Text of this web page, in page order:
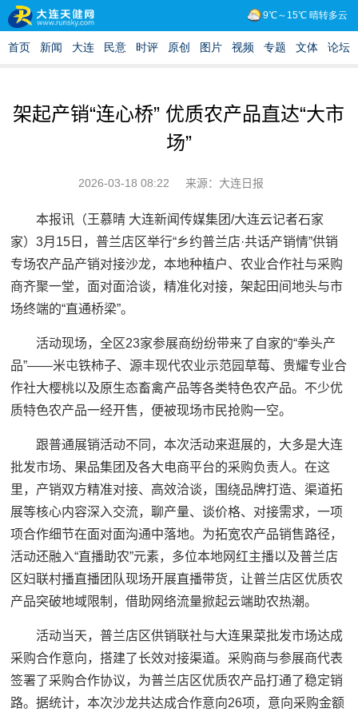
架起产销“连心桥” 优质农产品直达“大市
场”
2026-03-18 08:22 来源：大连日报
本报讯（王慕晴 大连新闻传媒集团/大连云记者石家
家）3月15日，普兰店区举行“乡约普兰店·共话产销情”供销
专场农产品产销对接沙龙，本地种植户、农业合作社与采购
商齐聚一堂，面对面洽谈，精准化对接，架起田间地头与市
场终端的“直通桥梁”。
活动现场，全区23家参展商纷纷带来了自家的“拳头产
品”——米屯铁柿子、源丰现代农业示范园草莓、贵耀专业合
作社大樱桃以及原生态畜禽产品等各类特色农产品。不少优
质特色农产品一经开售，便被现场市民抢购一空。
跟普通展销活动不同，本次活动来逛展的，大多是大连
批发市场、果品集团及各大电商平台的采购负责人。在这
里，产销双方精准对接、高效洽谈，围绕品牌打造、渠道拓
展等核心内容深入交流，聊产量、谈价格、对接需求，一项
项合作细节在面对面沟通中落地。为拓宽农产品销售路径，
活动还融入“直播助农”元素，多位本地网红主播以及普兰店
区妇联村播直播团队现场开展直播带货，让普兰店区优质农
产品突破地域限制，借助网络流量掀起云端助农热潮。
活动当天，普兰店区供销联社与大连果菜批发市场达成
采购合作意向，搭建了长效对接渠道。采购商与参展商代表
签署了采购合作协议，为普兰店区优质农产品打通了稳定销
路。据统计，本次沙龙共达成合作意向26项，意向采购金额